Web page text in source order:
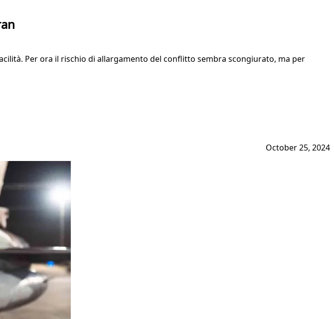
Per ora il rischio di allargamento del conflitto sembra scongiurato, ma per
October 25, 2024